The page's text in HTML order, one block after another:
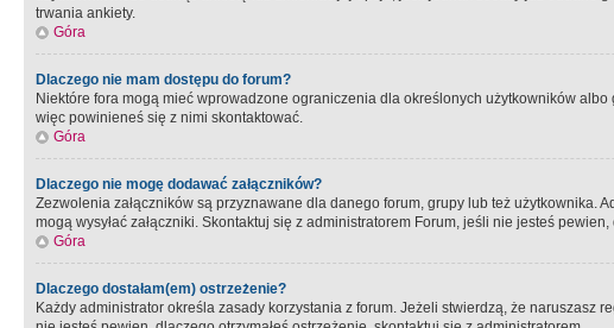
trwania ankiety.
Góra
Dlaczego nie mam dostępu do forum?
Niektóre fora mogą mieć wprowadzone ograniczenia dla określonych użytkowników
więc powinieneś się z nimi skontaktować.
Góra
Dlaczego nie mogę dodawać załączników?
Zezwolenia załączników są przyznawane dla danego forum, grupy lub też
mogą wysyłać załączniki. Skontaktuj się z administratorem Forum, jeśli nie jesteś
Góra
Dlaczego dostałam(em) ostrzeżenie?
Każdy administrator określa zasady korzystania z forum. Jeżeli stwierdzą, że naruszasz